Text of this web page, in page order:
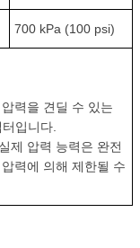
700 kPa (100 psi)
력을 견딜 수 있는
입니다.
제 압력 능력은 완전
력에 의해 제한될 수